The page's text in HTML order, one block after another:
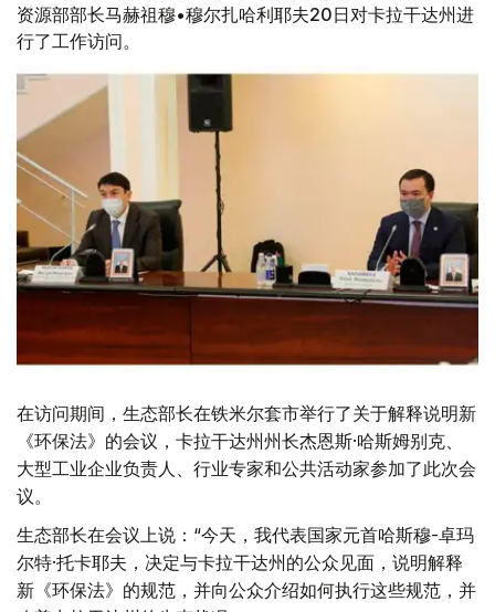
资源部部长马赫祖穆•穆尔扎哈利耶夫20日对卡拉干达州进
行了工作访问。
在访问期间，生态部长在铁米尔套市举行了关于解释说明新
《环保法》的会议，卡拉干达州州长杰恩斯·哈斯姆别克、
大型工业企业负责人、行业专家和公共活动家参加了此次会
议。
生态部长在会议上说：“今天，我代表国家元首哈斯穆-卓玛
尔特·托卡耶夫，决定与卡拉干达州的公众见面，说明解释
新《环保法》的规范，并向公众介绍如何执行这些规范，并